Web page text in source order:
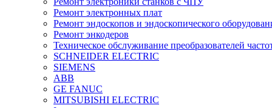
Ремонт электронных плат
Ремонт эндоскопов и эндоскопического
Ремонт энкодеров
Техническое обслуживание преобразователей
SCHNEIDER ELECTRIC
SIEMENS
ABB
GE FANUC
MITSUBISHI ELECTRIC